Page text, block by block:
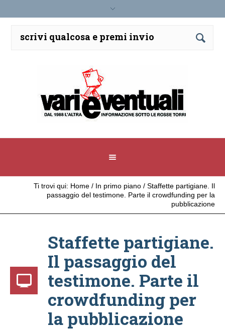
Ti trovi qui: Home / In primo piano / Staffette partigiane. Il
passaggio del testimone. Parte il crowdfunding per la
pubblicazione
Staffette partigiane.
Il passaggio del
testimone. Parte il
crowdfunding per
la pubblicazione